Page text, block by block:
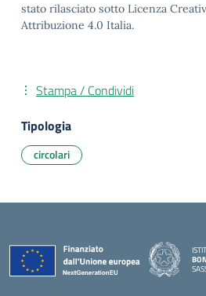
stato rilasciato sotto Licenza
Attribuzione 4.0 Italia.
Stampa / Condividi
Tipologia
circolari